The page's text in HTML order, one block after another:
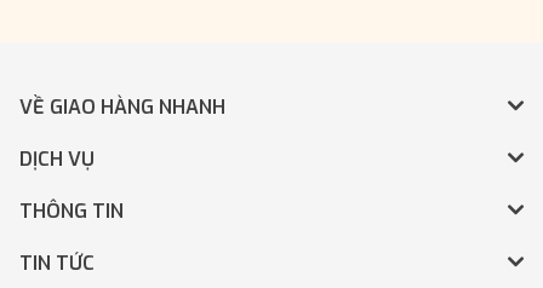
VỀ GIAO HÀNG NHANH
DỊCH VỤ
THÔNG TIN
TIN TỨC